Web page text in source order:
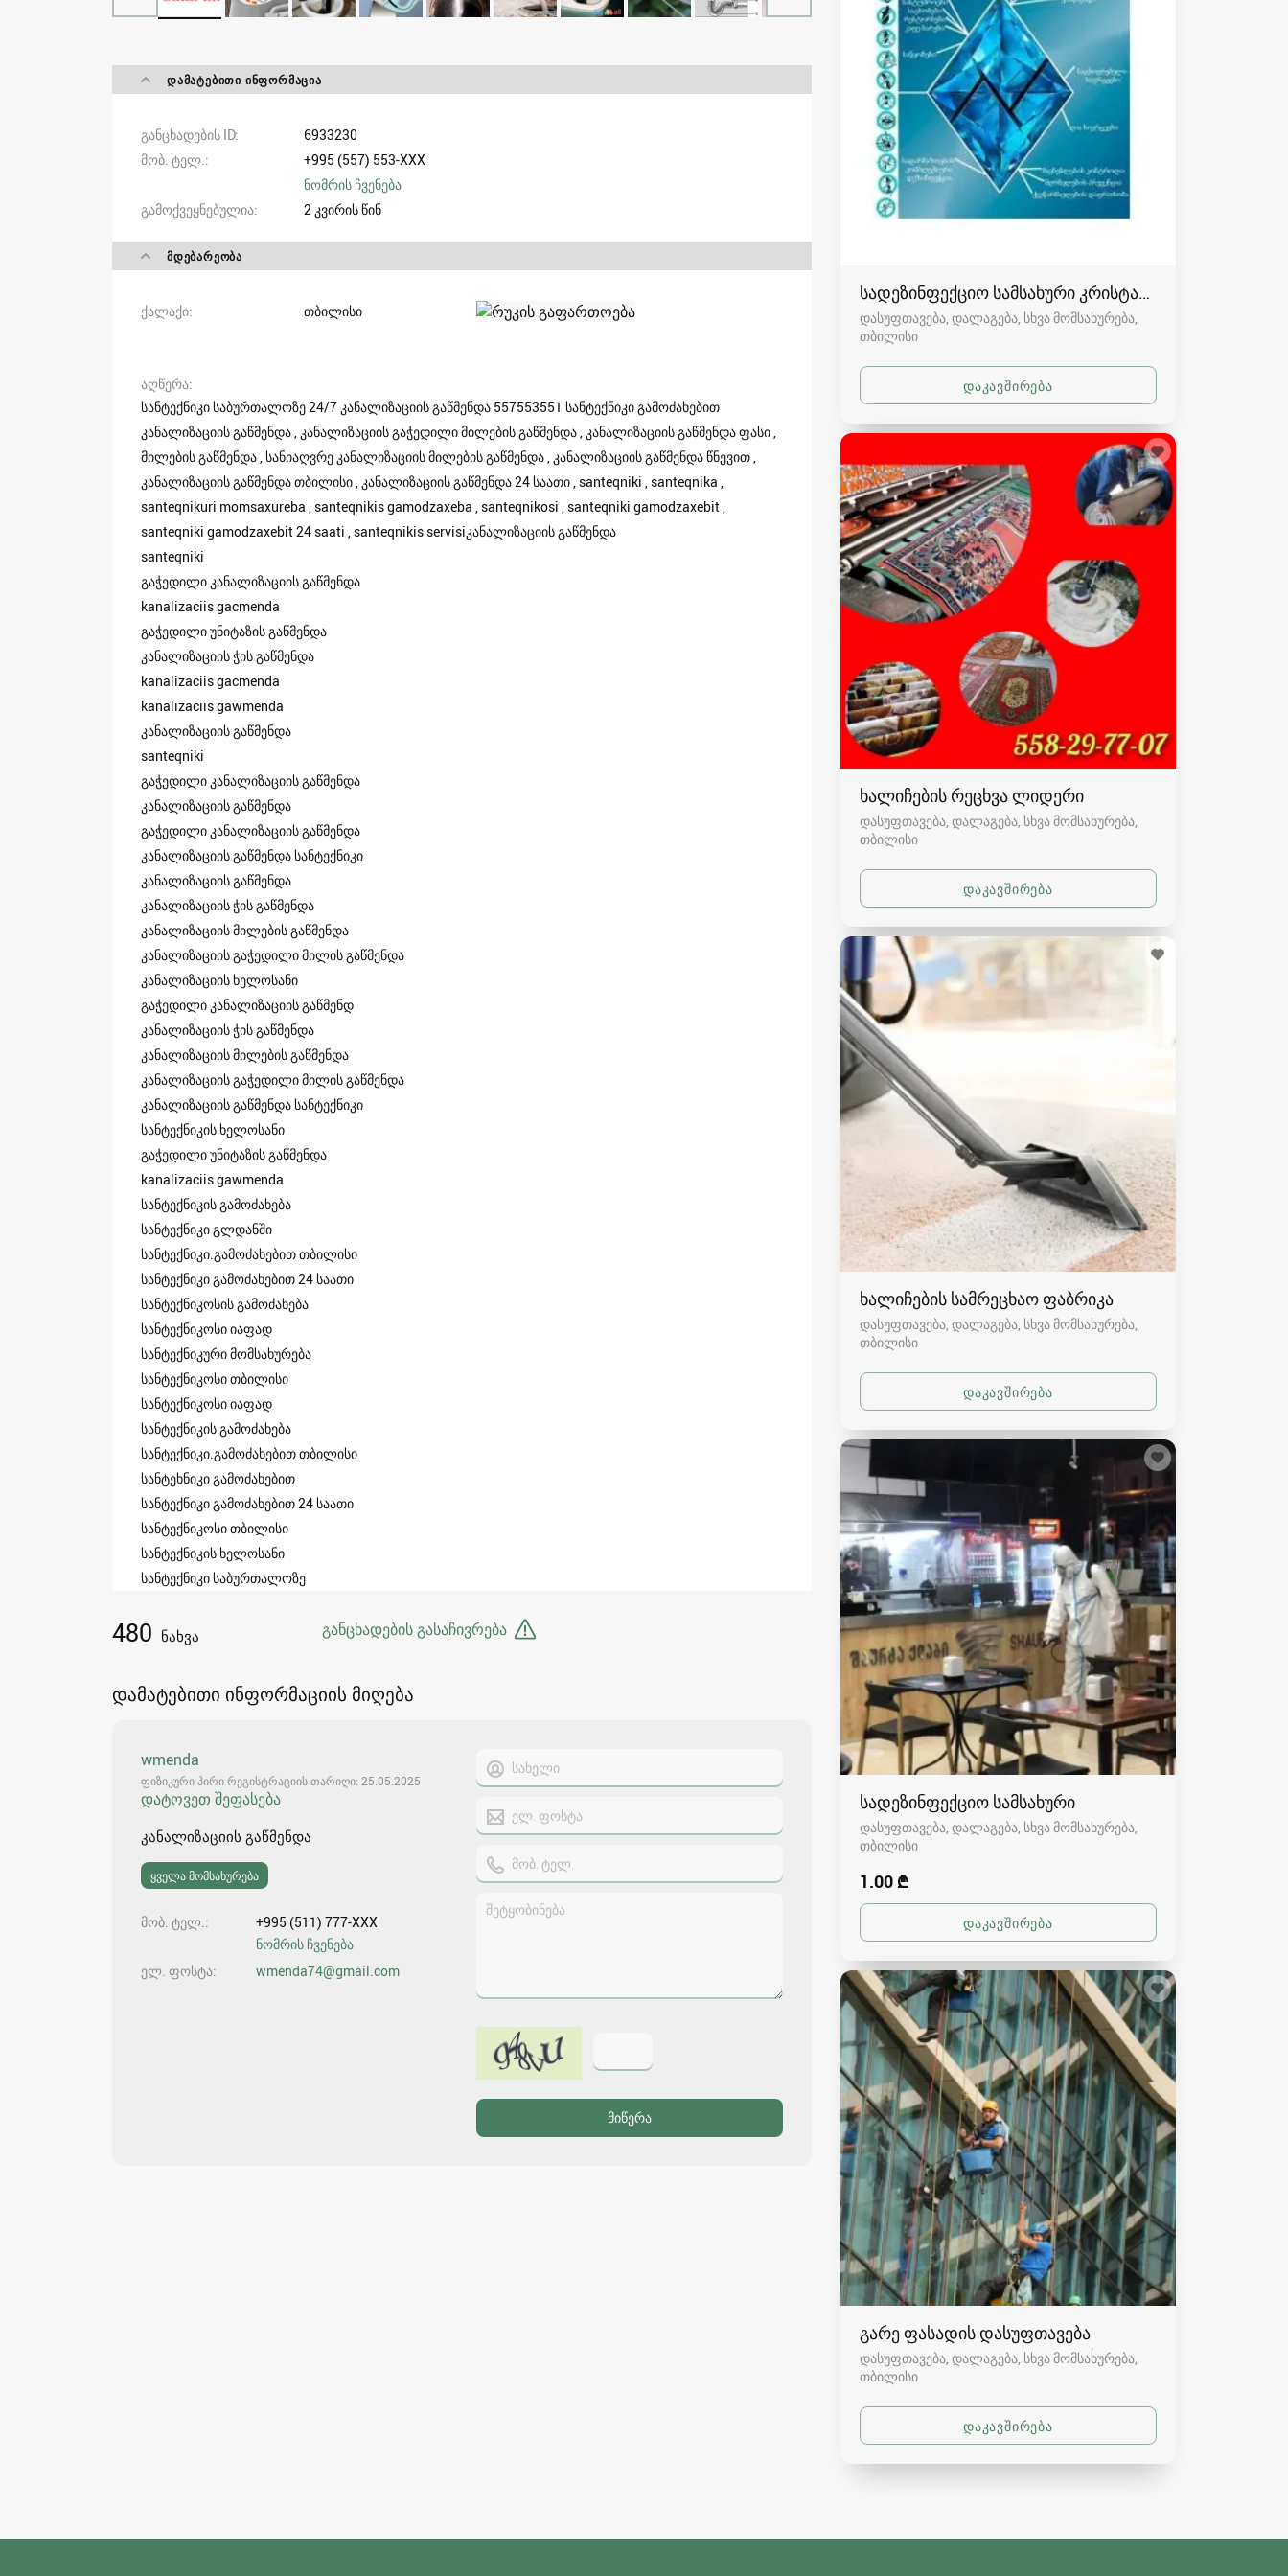
სადეზინფექციო სამსახური კრისტალი
დასუფთავება, დალაგება, სხვა მომსახურება
თბილისი
ხალიჩების რეცხვა ლიდერი
დასუფთავება, დალაგება, სხვა მომსახურება
თბილისი
ხალიჩების სამრეცხაო ფაბრიკა
დასუფთავება, დალაგება, სხვა მომსახურება
თბილისი
სადეზინფექციო სამსახური
დასუფთავება, დალაგება, სხვა მომსახურება
თბილისი
1.00 ₾
გარე ფასადის დასუფთავება
დასუფთავება, დალაგება, სხვა მომსახურება
თბილისი
ᲓᲐᲛᲐᲢᲔᲑᲘᲗᲘ ᲘᲜᲤᲝᲠᲛᲐᲪᲘᲐ
განცხადების ID
6933230
მობ. ტელ.
+995 (557) 553-XXX
ნომრის ჩვენება
გამოქვეყნებულია
2 კვირის წინ
ᲛᲓᲔᲑᲐᲠᲔᲝᲑᲐ
ქალაქი თბილისი
აღწერა
სანტექნიკი საბურთალოზე 24/7 კანალიზაციის გაწმენდა 557553551 სანტექნიკი გამოძახებით
კანალიზაციის გაწმენდა , კანალიზაციის გაჭედილი მილების გაწმენდა , კანალიზაციის გაწმენდა ფასი ,
მილების გაწმენდა , სანიაღვრე კანალიზაციის მილების გაწმენდა , კანალიზაციის გაწმენდა წნევით ,
კანალიზაციის გაწმენდა თბილისი , კანალიზაციის გაწმენდა 24 საათი , santeqniki , santeqnika ,
santeqnikuri momsaxureba , santeqnikis gamodzaxeba , santeqnikosi , santeqniki gamodzaxebit ,
santeqniki gamodzaxebit 24 saati , santeqnikis servisiკანალიზაციის გაწმენდა
santeqniki
გაჭედილი კანალიზაციის გაწმენდა
kanalizaciis gacmenda
გაჭედილი უნიტაზის გაწმენდა
კანალიზაციის ჭის გაწმენდა
kanalizaciis gacmenda
kanalizaciis gawmenda
კანალიზაციის გაწმენდა
santeqniki
გაჭედილი კანალიზაციის გაწმენდა
კანალიზაციის გაწმენდა
გაჭედილი კანალიზაციის გაწმენდა
კანალიზაციის გაწმენდა სანტექნიკი
კანალიზაციის გაწმენდა
კანალიზაციის ჭის გაწმენდა
კანალიზაციის მილების გაწმენდა
კანალიზაციის გაჭედილი მილის გაწმენდა
კანალიზაციის ხელოსანი
გაჭედილი კანალიზაციის გაწმენდ
კანალიზაციის ჭის გაწმენდა
კანალიზაციის მილების გაწმენდა
კანალიზაციის გაჭედილი მილის გაწმენდა
კანალიზაციის გაწმენდა სანტექნიკი
სანტექნიკის ხელოსანი
გაჭედილი უნიტაზის გაწმენდა
kanalizaciis gawmenda
სანტექნიკის გამოძახება
სანტექნიკი გლდანში
სანტექნიკი.გამოძახებით თბილისი
სანტექნიკი გამოძახებით 24 საათი
სანტექნიკოსის გამოძახება
სანტექნიკოსი იაფად
სანტექნიკური მომსახურება
სანტექნიკოსი თბილისი
სანტექნიკოსი იაფად
სანტექნიკის გამოძახება
სანტექნიკი.გამოძახებით თბილისი
სანტეხნიკი გამოძახებით
სანტექნიკი გამოძახებით 24 საათი
სანტექნიკოსი თბილისი
სანტექნიკის ხელოსანი
სანტექნიკი საბურთალოზე
განცხადების გასაჩივრება
480 ნახვა
დამატებითი ინფორმაციის მიღება
wmenda
ფიზიკური პირი რეგისტრაციის თარიღი: 25.05.2025
დატოვეთ შეფასება
კანალიზაციის გაწმენდა
ყველა მომსახურება
მობ. ტელ.
+995 (511) 777-XXX
ნომრის ჩვენება
ელ. ფოსტა
wmenda74@gmail.com